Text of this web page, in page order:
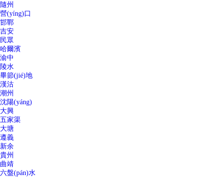
隨州
營(yíng)口
邯鄲
吉安
民眾
哈爾濱
渝中
陵水
畢節(jié)地
漢沽
潮州
沈陽(yáng)
大興
五家渠
大塘
遵義
新余
貴州
曲靖
六盤(pán)水